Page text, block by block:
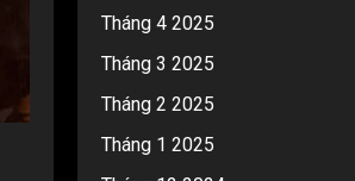
Tháng 4 2025
Tháng 3 2025
Tháng 2 2025
Tháng 1 2025